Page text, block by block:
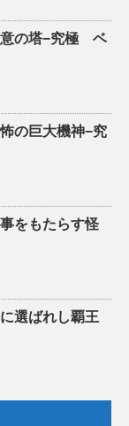
意の塔−究極 ベ
の巨大機神−究
をもたらす怪
選ばれし覇王